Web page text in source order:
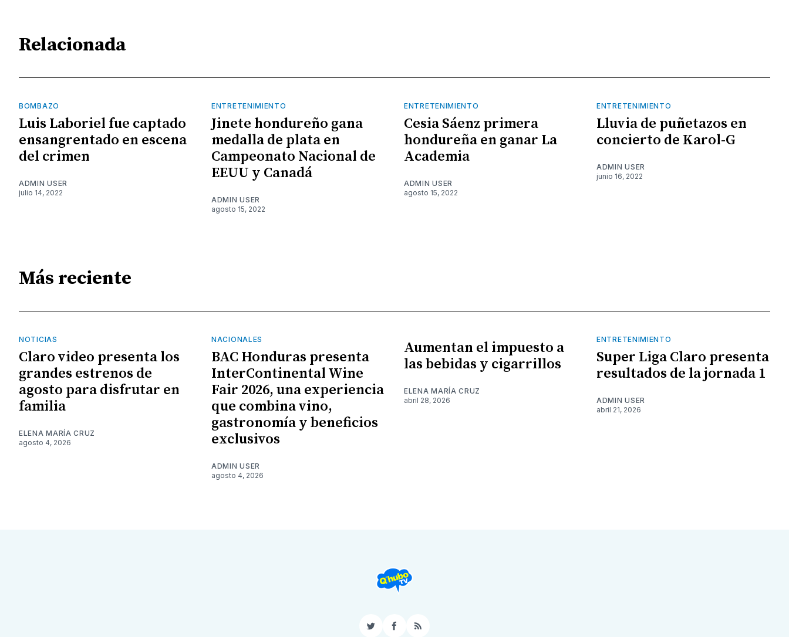
Relacionada
BOMBAZO
Luis Laboriel fue captado
ensangrentado en escena
del crimen
ADMIN USER
julio 14, 2022
ENTRETENIMIENTO
Jinete hondureño gana
medalla de plata en
Campeonato Nacional de
EEUU y Canadá
ADMIN USER
agosto 15, 2022
ENTRETENIMIENTO
Cesia Sáenz primera
hondureña en ganar La
Academia
ADMIN USER
agosto 15, 2022
ENTRETENIMIENTO
Lluvia de puñetazos en
concierto de Karol-G
ADMIN USER
junio 16, 2022
Más reciente
NOTICIAS
Claro video presenta los
grandes estrenos de
agosto para disfrutar en
familia
ELENA MARÍA CRUZ
agosto 4, 2026
NACIONALES
BAC Honduras presenta
InterContinental Wine
Fair 2026, una experiencia
que combina vino,
gastronomía y beneficios
exclusivos
ADMIN USER
agosto 4, 2026
Aumentan el impuesto a
las bebidas y cigarrillos
ELENA MARÍA CRUZ
abril 28, 2026
ENTRETENIMIENTO
Super Liga Claro presenta
resultados de la jornada 1
ADMIN USER
abril 21, 2026
TwitterFacebook
RSS